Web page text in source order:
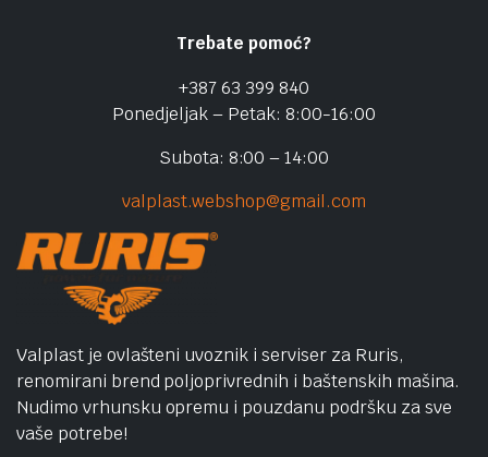
Trebate pomoć?
+387 63 399 840
Ponedjeljak – Petak: 8:00-16:00
Subota: 8:00 – 14:00
valplast.webshop@gmail.com
Valplast je ovlašteni uvoznik i serviser za Ruris,
renomirani brend poljoprivrednih i baštenskih mašina.
Nudimo vrhunsku opremu i pouzdanu podršku za sve
vaše potrebe!